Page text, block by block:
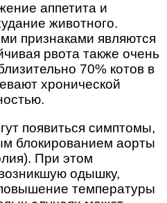
аппетита и
животного.
признаками являются
рвота также очень
70% котов в
хронической
появиться симптомы,
блокированием аорты
При этом
одышку,
температуры